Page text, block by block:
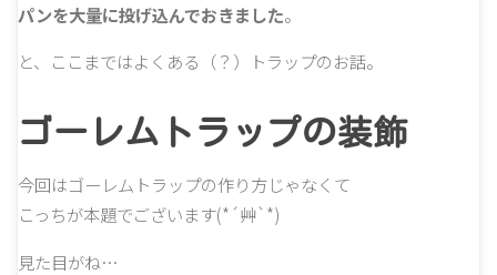
パンを大量に投げ込んでおきました。
と、ここまではよくある（？）トラップのお話。
ゴーレムトラップの装飾
今回はゴーレムトラップの作り方じゃなくて
こっちが本題でございます(*´艸`*)
見た目がね…